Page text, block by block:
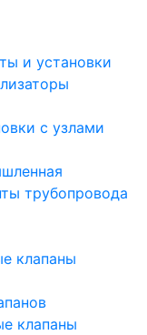
и установки
с узлами
трубопровода
клапаны
клапаны